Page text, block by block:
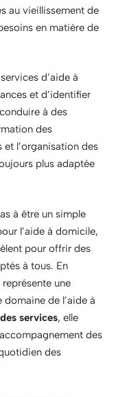
au vieillissement de
en matière de
d’aide à
et d’identifier
à des
des
et l’organisation des
plus adaptée
à être un simple
l’aide à domicile,
pour offrir des
à tous. En
une
domaine de l’aide à
services, elle
des
des